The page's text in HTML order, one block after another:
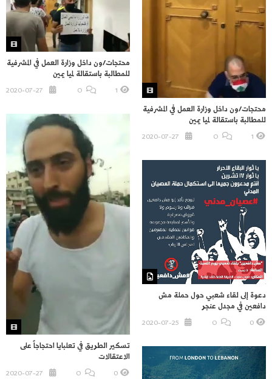
محتجات/ون داخل وزارة العمل في المشرفية
للمطالبة باستقالة لميا يمين
1
O
محتجات/ون داخل وزارة العمل في المشرفية
للمطالبة باستقالة لميا يمين
1
O
تسكير الطريق في تعلبايا احتجاجاً على
الاعتقالات
0
دعوة إلى لقاء شعبي حول حملة مش
دافعين في مجدل عنجر
0
O